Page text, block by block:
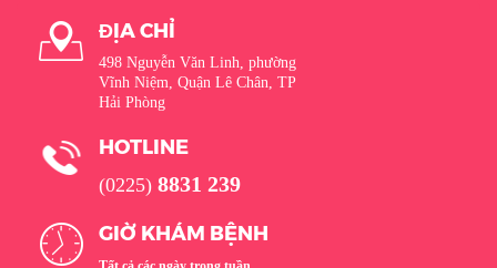
ĐỊA CHỈ
498 Nguyễn Văn Linh, phường
Vĩnh Niệm, Quận Lê Chân, TP
Hải Phòng
HOTLINE
(0225) 8831 239
GIỜ KHÁM BỆNH